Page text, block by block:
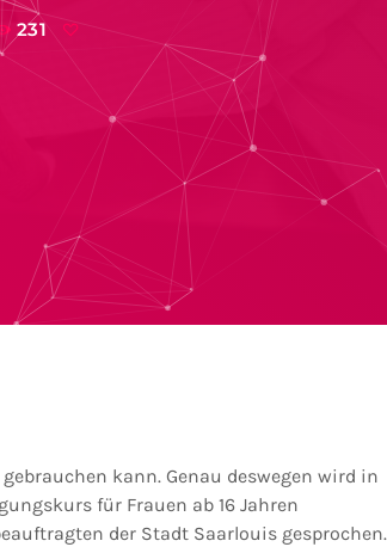
231
kann. Genau deswegen wird in
für Frauen ab 16 Jahren
der Stadt Saarlouis gesprochen.